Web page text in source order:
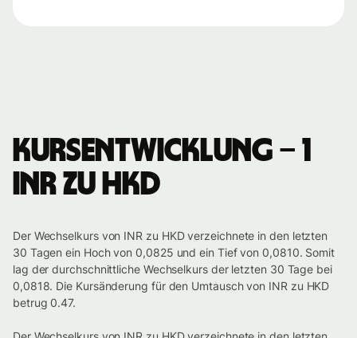
Kursentwicklung – 1
INR zu HKD
Der Wechselkurs von INR zu HKD verzeichnete in den letzten
30 Tagen ein Hoch von 0,0825 und ein Tief von 0,0810. Somit
lag der durchschnittliche Wechselkurs der letzten 30 Tage bei
0,0818. Die Kursänderung für den Umtausch von INR zu HKD
betrug 0.47.